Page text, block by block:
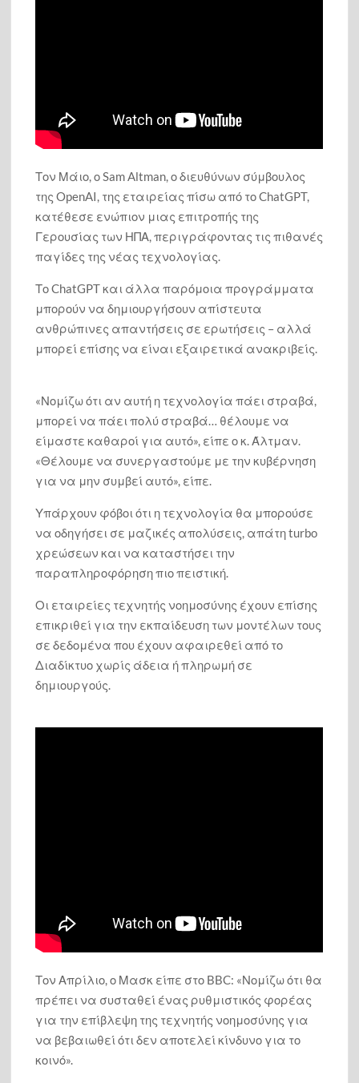
Τον Μάιο, ο Sam Altman, ο διευθύνων σύμβουλος
της OpenAI, της εταιρείας πίσω από το ChatGPT,
κατέθεσε ενώπιον μιας επιτροπής της
Γερουσίας των ΗΠΑ, περιγράφοντας τις πιθανές
παγίδες της νέας τεχνολογίας.
Το ChatGPT και άλλα παρόμοια προγράμματα
μπορούν να δημιουργήσουν απίστευτα
ανθρώπινες απαντήσεις σε ερωτήσεις – αλλά
μπορεί επίσης να είναι εξαιρετικά ανακριβείς.
«Νομίζω ότι αν αυτή η τεχνολογία πάει στραβά,
μπορεί να πάει πολύ στραβά… θέλουμε να
είμαστε καθαροί για αυτό», είπε ο κ. Άλτμαν.
«Θέλουμε να συνεργαστούμε με την κυβέρνηση
για να μην συμβεί αυτό», είπε.
Υπάρχουν φόβοι ότι η τεχνολογία θα μπορούσε
να οδηγήσει σε μαζικές απολύσεις, απάτη turbo
χρεώσεων και να καταστήσει την
παραπληροφόρηση πιο πειστική.
Οι εταιρείες τεχνητής νοημοσύνης έχουν επίσης
επικριθεί για την εκπαίδευση των μοντέλων τους
σε δεδομένα που έχουν αφαιρεθεί από το
Διαδίκτυο χωρίς άδεια ή πληρωμή σε
δημιουργούς.
Τον Απρίλιο, ο Μασκ είπε στο BBC: «Νομίζω ότι θα
πρέπει να συσταθεί ένας ρυθμιστικός φορέας
για την επίβλεψη της τεχνητής νοημοσύνης για
να βεβαιωθεί ότι δεν αποτελεί κίνδυνο για το
κοινό».